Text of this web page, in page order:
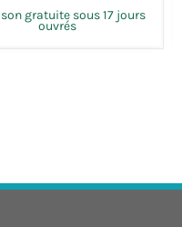
gratuite sous 17 jours
ouvrés